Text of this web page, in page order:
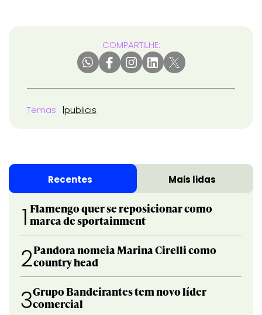
COMPARTILHE:
Temas publicis
Recentes Mais lidas
1 Flamengo quer se reposicionar como
marca de sportainment
2Pandora nomeia Marina Cirelli como
country head
3Grupo Bandeirantes tem novo líder
comercial